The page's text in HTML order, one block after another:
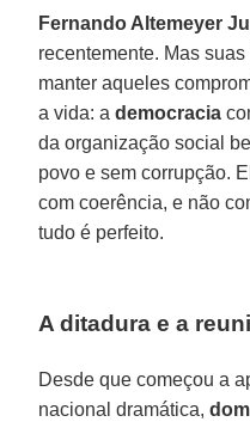
Fernando Altemeyer
recentemente. Mas
manter aqueles
a vida: ademocracia
da organização social
povo e sem corrupção.
com coerência, e não
tudo é perfeito.
A ditadura e a
Desde que começou a
nacional dramática,